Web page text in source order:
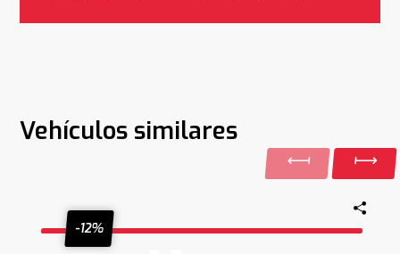
Vehículos similares
-12%